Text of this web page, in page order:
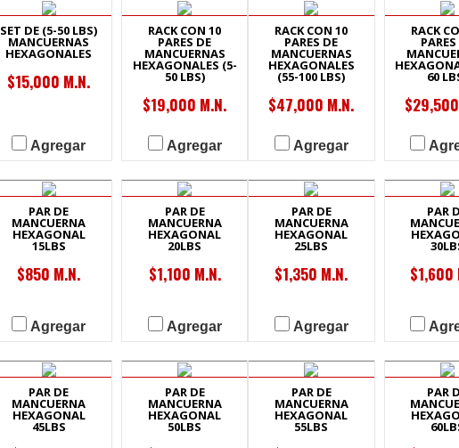
SET DE (5-50 LBS)
MANCUERNAS
HEXAGONALES
$15,000 M.N.
Agregar
RACK CON 10
PARES DE
MANCUERNAS
HEXAGONALES (5-
50 LBS)
$19,000 M.N.
Agregar
RACK CON 10
PARES DE
MANCUERNAS
HEXAGONALES
(55-100 LBS)
$47,000 M.N.
Agregar
RACK
60
PAR DE
MANCUERNA
HEXAGONAL
15LBS
$850 M.N.
Agregar
PAR DE
MANCUERNA
HEXAGONAL
20LBS
$1,100 M.N.
Agregar
PAR DE
MANCUERNA
HEXAGONAL
25LBS
$1,350 M.N.
Agregar
PAR
$1,600
PAR DE
MANCUERNA
HEXAGONAL
45LBS
PAR DE
MANCUERNA
HEXAGONAL
50LBS
PAR DE
MANCUERNA
HEXAGONAL
55LBS
PAR